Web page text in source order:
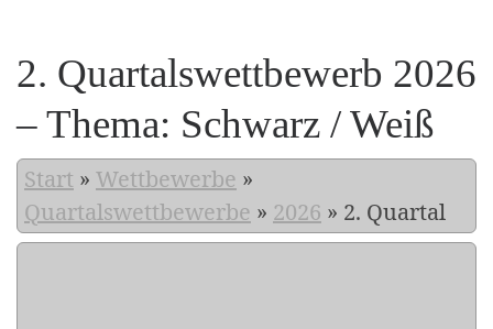
2. Quartalswettbewerb 2026
– Thema: Schwarz / Weiß
Start » Wettbewerbe »
Quartalswettbewerbe » 2026 » 2. Quartal